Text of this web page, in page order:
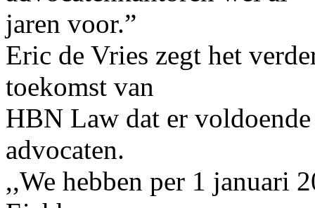
jaren voor.”
Eric de Vries zegt het
toekomst van
HBN Law dat er
advocaten.
,,We hebben per 1 januari